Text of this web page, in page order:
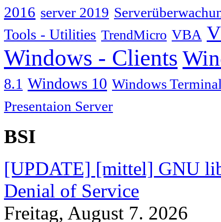
2016 server 2019
Tools - Utilities TrendMicro VBA
Windows - Clients
8.1 Windows 10 Windows
Presentaion Server
BSI
[UPDATE] [mittel] GNU
Denial of Service
Freitag, August 7. 2026